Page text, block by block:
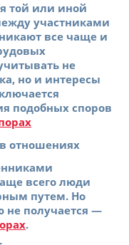
той или иной
участниками
все чаще и
не
но и интересы
подобных споров
отношениях
всего люди
путем. Но
не получается —
.